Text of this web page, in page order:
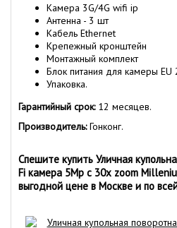
Камера 3G/4G wifi ip
Антенна - 3 шт
Кабель Еthernet
Крепежный кронштейн
Монтажный комплект
Блок питания для камеры
Упаковка.
Гарантийный срок:12 месяцев.
Производитель:Гонконг.
Спешите купить Уличная
Fi камера 5Mp c 30х zoom
выгодной цене в Москве и по